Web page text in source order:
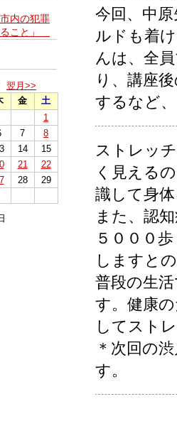
内の犯罪
こと」
翌月>>
金
土
1
7
8
14
15
21
22
28
29
今回、中
ルドも着
んは、全
り、講座
するなど
ストレッ
く見える
識して身
また、認
５０００
しますと
普段の生
す。健康
してスト
＊次回の
す。